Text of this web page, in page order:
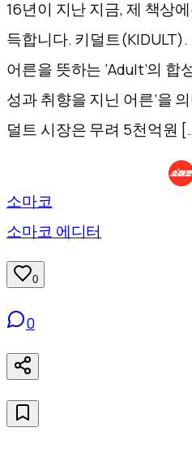
16년이 지난 지금, 제 책상
득합니다. 키덜트(KIDULT).
어른을 뜻하는 ‘Adult’의 합
성과 취향을 지닌 어른’을
덜트 시장은 무려 5천억원
소마코
소마코 에디터
0
0